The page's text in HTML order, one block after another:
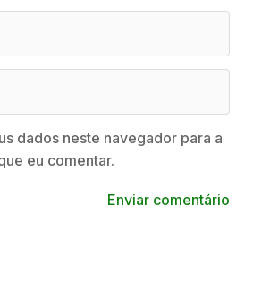
dados neste navegador para a
eu comentar.
Enviar comentário